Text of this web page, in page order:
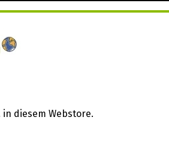
in diesem Webstore.